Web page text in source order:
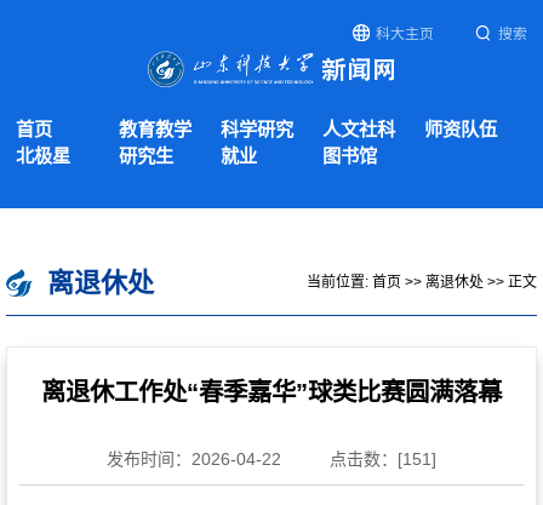
科大主页 搜索
首页 教育教学 科学研究 人文社科
师资队伍
北极星
研究生 就业 图书馆
离退休处 当前位置: 首页 >> 离退休处 >> 正文
离退休工作处“春季嘉华”球类比赛圆满落幕
发布时间：2026-04-22 点击数：[151]